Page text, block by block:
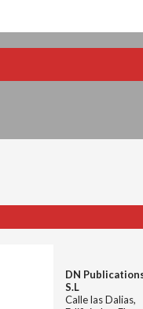
DN
S.L
Calle las Dalias,